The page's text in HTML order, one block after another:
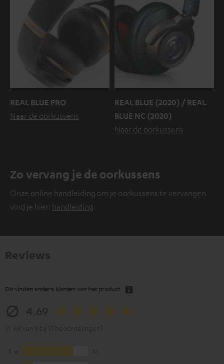
REAL BLUE PRO
Naar de oorkussens
REAL BLUE (2020) / REAL
BLUE NC (2020)
Naar de oorkussens
Zo vervang je de oorkussens
Onze online handleiding om je oorkussens te vervangen
vind je hier: handleiding.
Dit vinden andere klanten van het product